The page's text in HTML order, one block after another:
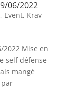
06/2022
, Event, Krav
2022 Mise en
self défense
mangé
par